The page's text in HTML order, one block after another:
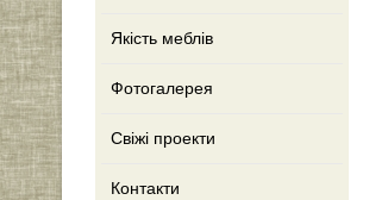
Якість меблів
Фотогалерея
Свіжі проекти
Контакти